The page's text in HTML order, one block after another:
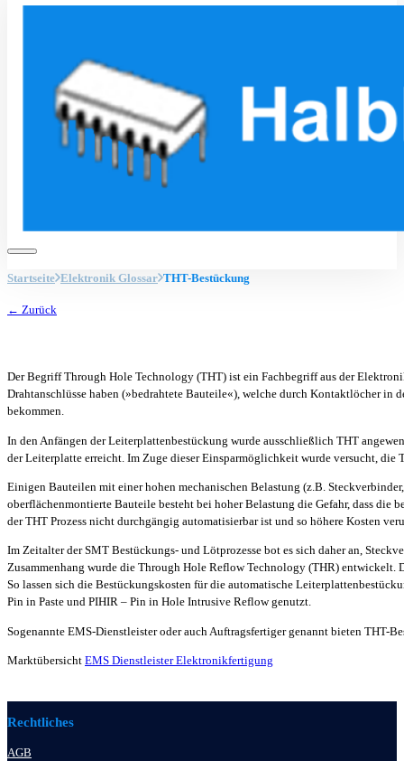
Startseite Elektronik Glossar THT-Bestückung
← Zurück
Der Begriff Through Hole Technology (THT) ist ein Fachbegriff aus der
Drahtanschlüsse haben (»bedrahtete Bauteile«), welche durch Kontaktlöcher
bekommen.
In den Anfängen der Leiterplattenbestückung wurde ausschließlich THT
der Leiterplatte erreicht. Im Zuge dieser Einsparmöglichkeit wurde versucht, die
Einigen Bauteilen mit einer hohen mechanischen Belastung (z.B.
oberflächenmontierte Bauteile besteht bei hoher Belastung die Gefahr, dass die
der THT Prozess nicht durchgängig automatisierbar ist und so höhere Kosten
Im Zeitalter der SMT Bestückungs- und Lötprozesse bot es sich daher an,
Zusammenhang wurde die Through Hole Reflow Technology (THR)
So lassen sich die Bestückungskosten für die automatische
Pin in Paste und PIHIR – Pin in Hole Intrusive Reflow genutzt.
Sogenannte EMS-Dienstleister oder auch Auftragsfertiger genannt bieten THT-
Marktübersicht EMS Dienstleister Elektronikfertigung
Rechtliches
AGB